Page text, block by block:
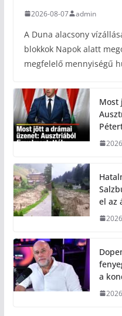
2026-08-07 admin
A Duna alacsony
blokkok Napok alatt
megfelelő mennyiségű
Most
el az
a